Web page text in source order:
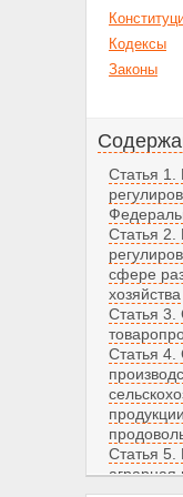
Кодексы
Законы
Статья
Статья 2.
сфере
хозяйства
Статья 3.
Статья 4.
Статья 5.
аграрная